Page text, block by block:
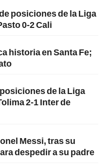
posiciones de la Liga
0-2 Cali
historia en Santa Fe;
de la Liga
2-1 Inter de
Messi, tras su
despedir a su padre